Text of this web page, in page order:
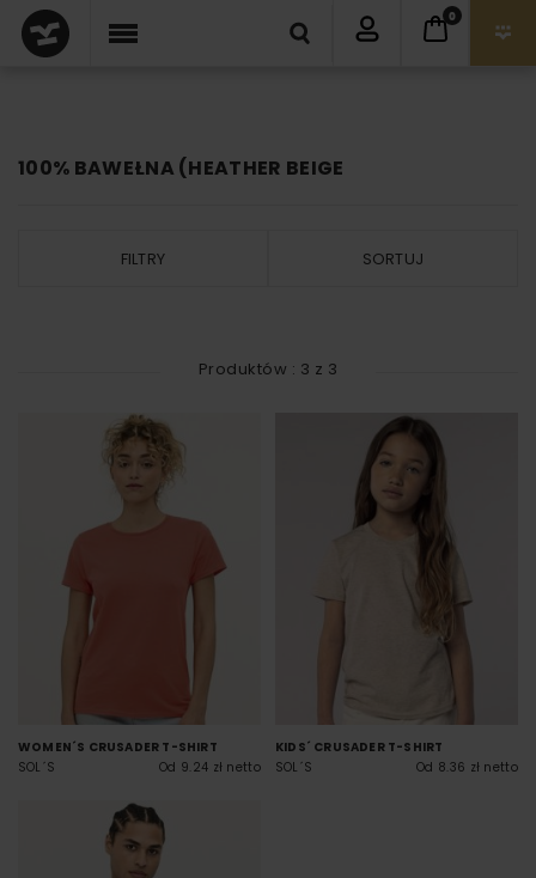
0
100% BAWEŁNA (HEATHER BEIGE
FILTRY SORTUJ
Produktów : 3 z 3
WOMEN´S CRUSADER T-SHIRT
SOL´S
Od 9.24 zł netto
KIDS´ CRUSADER T-SHIRT
SOL´S
Od 8.36 zł netto